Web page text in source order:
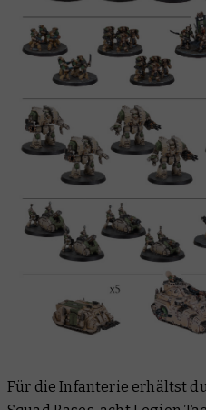
Für die Infanterie erhältst